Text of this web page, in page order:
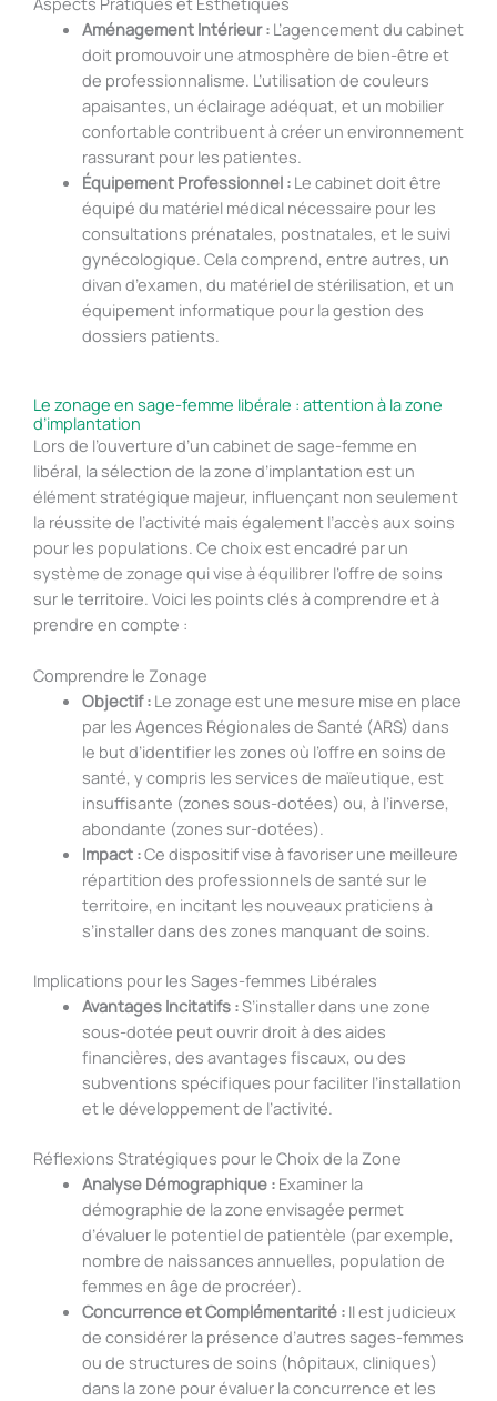
Aménagement Intérieur :L’agencement du cabinet
doit promouvoir une atmosphère de bien-être et
de professionnalisme. L’utilisation de couleurs
apaisantes, un éclairage adéquat, et un mobilier
confortable contribuent à créer un environnement
rassurant pour les patientes.
Équipement Professionnel :Le cabinet doit être
équipé du matériel médical nécessaire pour les
consultations prénatales, postnatales, et le suivi
gynécologique. Cela comprend, entre autres, un
divan d’examen, du matériel de stérilisation, et un
équipement informatique pour la gestion des
dossiers patients.
Le zonage en sage-femme libérale : attention à la zone
d’implantation
Lors de l’ouverture d’un cabinet de sage-femme en
libéral, la sélection de la zone d’implantation est un
élément stratégique majeur, influençant non seulement
la réussite de l’activité mais également l’accès aux soins
pour les populations. Ce choix est encadré par un
système de zonage qui vise à équilibrer l’offre de soins
sur le territoire. Voici les points clés à comprendre et à
prendre en compte :
Comprendre le Zonage
Objectif :Le zonage est une mesure mise en place
par les Agences Régionales de Santé (ARS) dans
le but d’identifier les zones où l’offre en soins de
santé, y compris les services de maïeutique, est
insuffisante (zones sous-dotées) ou, à l’inverse,
abondante (zones sur-dotées).
Impact :Ce dispositif vise à favoriser une meilleure
répartition des professionnels de santé sur le
territoire, en incitant les nouveaux praticiens à
s’installer dans des zones manquant de soins.
Implications pour les Sages-femmes Libérales
Avantages Incitatifs :S’installer dans une zone
sous-dotée peut ouvrir droit à des aides
financières, des avantages fiscaux, ou des
subventions spécifiques pour faciliter l’installation
et le développement de l’activité.
Réflexions Stratégiques pour le Choix de la Zone
Analyse Démographique :Examiner la
démographie de la zone envisagée permet
d’évaluer le potentiel de patientèle (par exemple,
nombre de naissances annuelles, population de
femmes en âge de procréer).
Concurrence et Complémentarité :Il est judicieux
de considérer la présence d’autres sages-femmes
ou de structures de soins (hôpitaux, cliniques)
dans la zone pour évaluer la concurrence et les